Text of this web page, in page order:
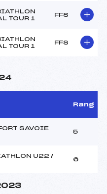
TOUR 1
FFS
TOUR 1
FFS
Rang
SAVOIE
5
U22 /
6